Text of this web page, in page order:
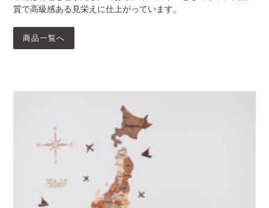
質で高級感ある見栄えに仕上がっています。
商品一覧へ